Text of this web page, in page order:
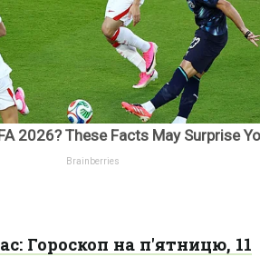
Гороскоп на п'ятницю, 11